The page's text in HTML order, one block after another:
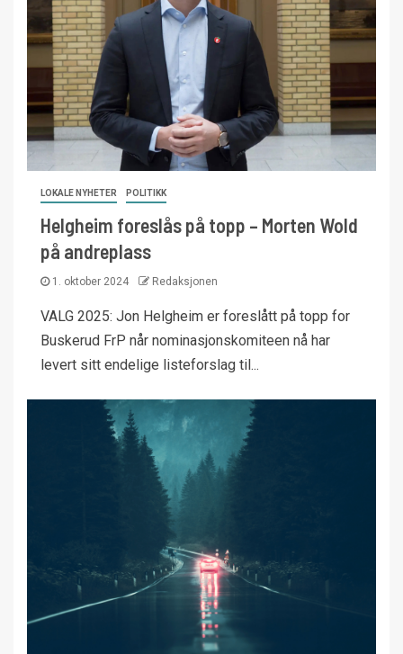
LOKALE NYHETER POLITIKK
Helgheim foreslås på topp – Morten Wold
på andreplass
1. oktober 2024 Redaksjonen
VALG 2025: Jon Helgheim er foreslått på topp for
Buskerud FrP når nominasjonskomiteen nå har
levert sitt endelige listeforslag til...